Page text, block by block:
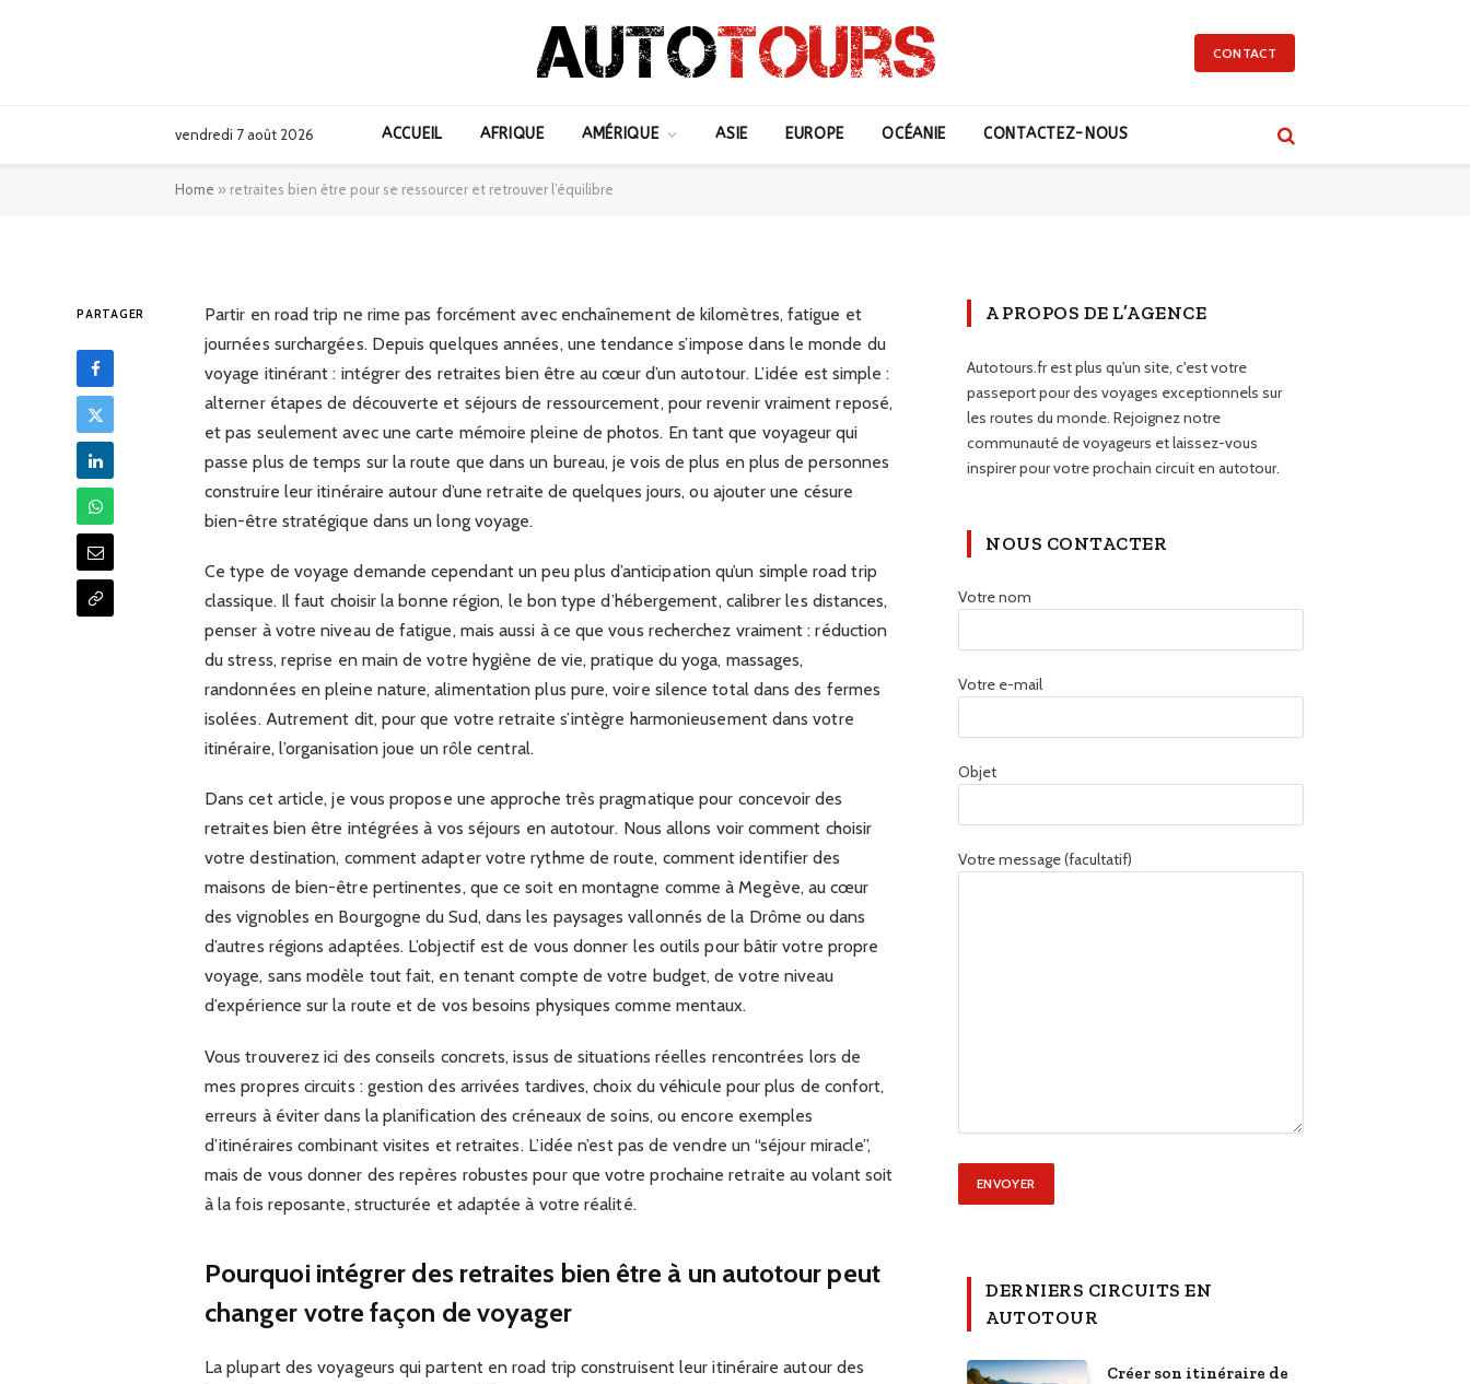
CONTACT
vendredi 7 août 2026 ACCUEIL AFRIQUE AMÉRIQUE ASIE EUROPE OCÉANIE CONTACTEZ-NOUS
Home » retraites bien être pour se ressourcer et retrouver l’équilibre
PARTAGER
Partir en road trip ne rime pas forcément avec enchaînement de kilomètres, fatigue et
journées surchargées. Depuis quelques années, une tendance s’impose dans le monde du
voyage itinérant : intégrer des retraites bien être au cœur d’un autotour. L’idée est simple :
alterner étapes de découverte et séjours de ressourcement, pour revenir vraiment reposé,
et pas seulement avec une carte mémoire pleine de photos. En tant que voyageur qui
passe plus de temps sur la route que dans un bureau, je vois de plus en plus de personnes
construire leur itinéraire autour d’une retraite de quelques jours, ou ajouter une césure
bien-être stratégique dans un long voyage.
Ce type de voyage demande cependant un peu plus d’anticipation qu’un simple road trip
classique. Il faut choisir la bonne région, le bon type d’hébergement, calibrer les distances,
penser à votre niveau de fatigue, mais aussi à ce que vous recherchez vraiment : réduction
du stress, reprise en main de votre hygiène de vie, pratique du yoga, massages,
randonnées en pleine nature, alimentation plus pure, voire silence total dans des fermes
isolées. Autrement dit, pour que votre retraite s’intègre harmonieusement dans votre
itinéraire, l’organisation joue un rôle central.
Dans cet article, je vous propose une approche très pragmatique pour concevoir des
retraites bien être intégrées à vos séjours en autotour. Nous allons voir comment choisir
votre destination, comment adapter votre rythme de route, comment identifier des
maisons de bien-être pertinentes, que ce soit en montagne comme à Megève, au cœur
des vignobles en Bourgogne du Sud, dans les paysages vallonnés de la Drôme ou dans
d’autres régions adaptées. L’objectif est de vous donner les outils pour bâtir votre propre
voyage, sans modèle tout fait, en tenant compte de votre budget, de votre niveau
d’expérience sur la route et de vos besoins physiques comme mentaux.
Vous trouverez ici des conseils concrets, issus de situations réelles rencontrées lors de
mes propres circuits : gestion des arrivées tardives, choix du véhicule pour plus de confort,
erreurs à éviter dans la planification des créneaux de soins, ou encore exemples
d’itinéraires combinant visites et retraites. L’idée n’est pas de vendre un “séjour miracle”,
mais de vous donner des repères robustes pour que votre prochaine retraite au volant soit
à la fois reposante, structurée et adaptée à votre réalité.
Pourquoi intégrer des retraites bien être à un autotour peut
changer votre façon de voyager
La plupart des voyageurs qui partent en road trip construisent leur itinéraire autour des
A PROPOS DE L’AGENCE
Autotours.fr est plus qu'un site, c'est votre
passeport pour des voyages exceptionnels sur
les routes du monde. Rejoignez notre
communauté de voyageurs et laissez-vous
inspirer pour votre prochain circuit en autotour.
NOUS CONTACTER
Votre nom
Votre e-mail
Objet
Votre message (facultatif)
DERNIERS CIRCUITS EN
AUTOTOUR
Créer son itinéraire de